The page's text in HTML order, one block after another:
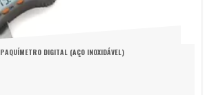
PAQUÍMETRO DIGITAL (AÇO INOXIDÁVEL)